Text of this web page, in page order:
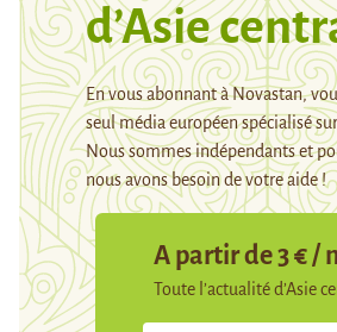
d’Asie
En vous abonnant à Novastan,
seul média européen spécialisé
Nous sommes indépendants et
nous avons besoin de votre aide !
A partir de 3 € /
Toute l’actualité d’Asie